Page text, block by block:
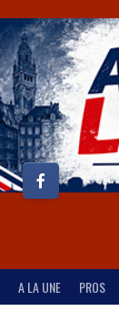
A LA UNE PROS